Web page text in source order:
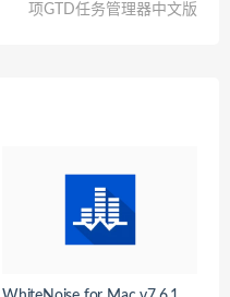
项GTD任务管理器中文版